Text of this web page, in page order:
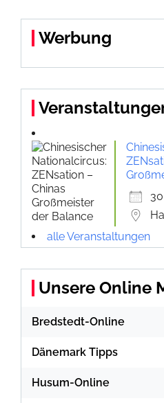
Werbung
alle Veranstaltungen
Unsere Online
Bredstedt-Online
Dänemark Tipps
Husum-Online